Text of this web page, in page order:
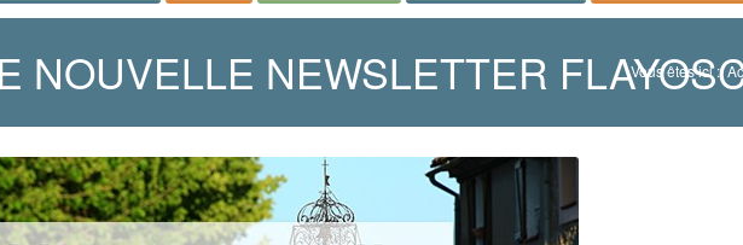
NOUVELLE NEWSLETTER Vous êtes ici :